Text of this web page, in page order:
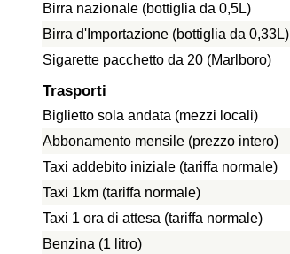
Birra nazionale (bottiglia da 0,5L)
Birra d'Importazione (bottiglia da 0,33L)
Sigarette pacchetto da 20 (Marlboro)
Trasporti
Biglietto sola andata (mezzi locali)
Abbonamento mensile (prezzo intero)
Taxi addebito iniziale (tariffa normale)
Taxi 1km (tariffa normale)
Taxi 1 ora di attesa (tariffa normale)
Benzina (1 litro)